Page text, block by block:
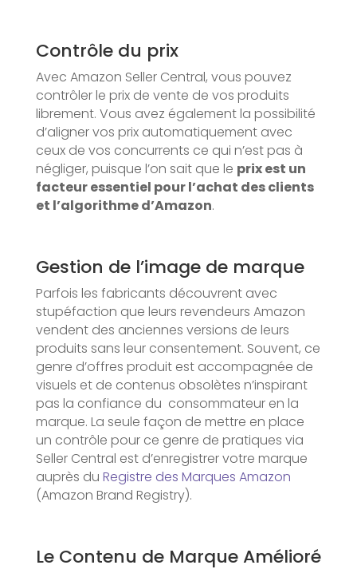
Contrôle du prix
Avec Amazon Seller Central, vous pouvez
contrôler le prix de vente de vos produits
librement. Vous avez également la possibilité
d’aligner vos prix automatiquement avec
ceux de vos concurrents ce qui n’est pas à
négliger, puisque l’on sait que le prix est un
facteur essentiel pour l’achat des clients
et l’algorithme d’Amazon.
Gestion de l’image de marque
Parfois les fabricants découvrent avec
stupéfaction que leurs revendeurs Amazon
vendent des anciennes versions de leurs
produits sans leur consentement. Souvent, ce
genre d’offres produit est accompagnée de
visuels et de contenus obsolètes n’inspirant
pas la confiance du consommateur en la
marque. La seule façon de mettre en place
un contrôle pour ce genre de pratiques via
Seller Central est d’enregistrer votre marque
auprès du Registre des Marques Amazon
(Amazon Brand Registry).
Le Contenu de Marque Amélioré